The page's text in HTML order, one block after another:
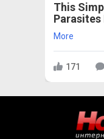
This
Parasites
More
171